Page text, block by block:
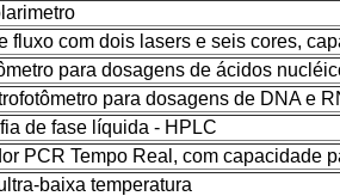
fluxo com dois lasers e seis cores,
para dosagens de ácidos
para dosagens de DNA e
de fase líquida - HPLC
PCR Tempo Real, com capacidade
baixa temperatura